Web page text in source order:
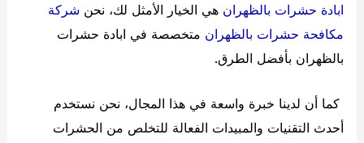
ابادة حشرات بالظهران هي الخيار الأمثل لك، نحن شركة
مكافحة حشرات بالظهران متخصصة في ابادة حشرات
بالظهران بأفضل الطرق.
كما أن لدينا خبرة واسعة في هذا المجال، نحن نستخدم
أحدث التقنيات والمبيدات الفعالة للتخلص من الحشرات